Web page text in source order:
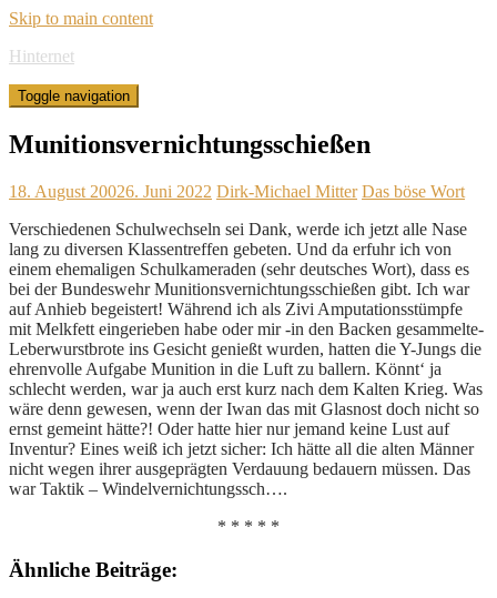
Skip to main content
Hinternet
Toggle navigation
Munitionsvernichtungsschießen
18. August 20026. Juni 2022 Dirk-Michael Mitter Das böse Wort
Verschiedenen Schulwechseln sei Dank, werde ich jetzt alle Nase
lang zu diversen Klassentreffen gebeten. Und da erfuhr ich von
einem ehemaligen Schulkameraden (sehr deutsches Wort), dass es
bei der Bundeswehr Munitionsvernichtungsschießen gibt. Ich war
auf Anhieb begeistert! Während ich als Zivi Amputationsstümpfe
mit Melkfett eingerieben habe oder mir -in den Backen gesammelte-
Leberwurstbrote ins Gesicht genießt wurden, hatten die Y-Jungs die
ehrenvolle Aufgabe Munition in die Luft zu ballern. Könnt‘ ja
schlecht werden, war ja auch erst kurz nach dem Kalten Krieg. Was
wäre denn gewesen, wenn der Iwan das mit Glasnost doch nicht so
ernst gemeint hätte?! Oder hatte hier nur jemand keine Lust auf
Inventur? Eines weiß ich jetzt sicher: Ich hätte all die alten Männer
nicht wegen ihrer ausgeprägten Verdauung bedauern müssen. Das
war Taktik – Windelvernichtungssch….
* * * * *
Ähnliche Beiträge: